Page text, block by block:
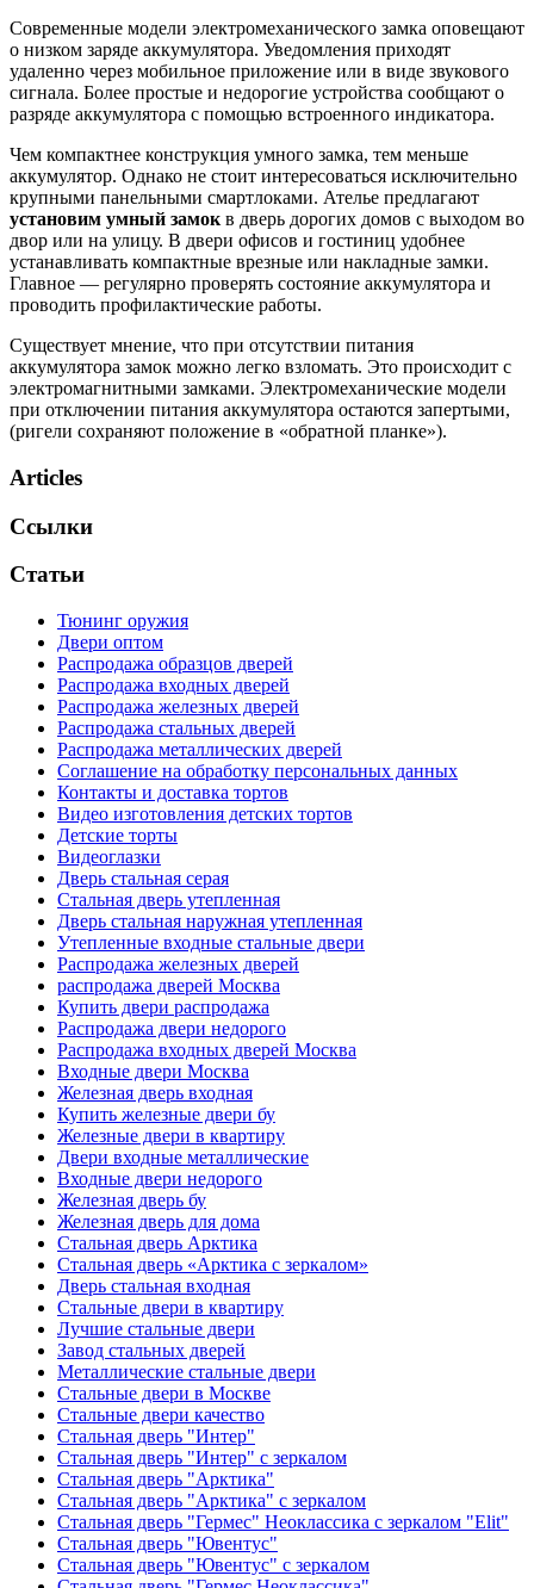
Современные модели электромеханического замка оповещают
о низком заряде аккумулятора. Уведомления приходят
удаленно через мобильное приложение или в виде звукового
сигнала. Более простые и недорогие устройства сообщают о
разряде аккумулятора с помощью встроенного индикатора.
Чем компактнее конструкция умного замка, тем меньше
аккумулятор. Однако не стоит интересоваться исключительно
крупными панельными смартлоками. Ателье предлагают
установим умный замок в дверь дорогих домов с выходом во
двор или на улицу. В двери офисов и гостиниц удобнее
устанавливать компактные врезные или накладные замки.
Главное — регулярно проверять состояние аккумулятора и
проводить профилактические работы.
Существует мнение, что при отсутствии питания
аккумулятора замок можно легко взломать. Это происходит с
электромагнитными замками. Электромеханические модели
при отключении питания аккумулятора остаются запертыми,
(ригели сохраняют положение в «обратной планке»).
Articles
Ссылки
Статьи
Тюнинг оружия
Двери оптом
Распродажа образцов дверей
Распродажа входных дверей
Распродажа железных дверей
Распродажа стальных дверей
Распродажа металлических дверей
Соглашение на обработку персональных данных
Контакты и доставка тортов
Видео изготовления детских тортов
Детские торты
Видеоглазки
Дверь стальная серая
Стальная дверь утепленная
Дверь стальная наружная утепленная
Утепленные входные стальные двери
Распродажа железных дверей
распродажа дверей Москва
Купить двери распродажа
Распродажа двери недорого
Распродажа входных дверей Москва
Входные двери Москва
Железная дверь входная
Купить железные двери бу
Железные двери в квартиру
Двери входные металлические
Входные двери недорого
Железная дверь бу
Железная дверь для дома
Стальная дверь Арктика
Стальная дверь «Арктика с зеркалом»
Дверь стальная входная
Стальные двери в квартиру
Лучшие стальные двери
Завод стальных дверей
Металлические стальные двери
Стальные двери в Москве
Стальные двери качество
Стальная дверь "Интер"
Стальная дверь "Интер" с зеркалом
Стальная дверь "Арктика"
Стальная дверь "Арктика" с зеркалом
Стальная дверь "Гермес" Неоклассика с зеркалом "Elit"
Стальная дверь "Ювентус"
Стальная дверь "Ювентус" с зеркалом